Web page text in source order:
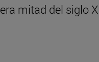
mitad del siglo